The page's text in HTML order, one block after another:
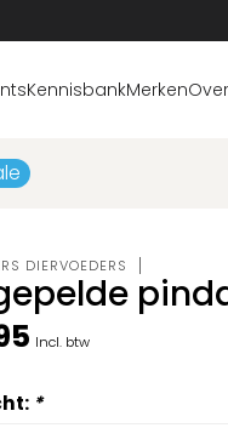
KennisbankMerken
DIERVOEDERS
Incl. btw
*